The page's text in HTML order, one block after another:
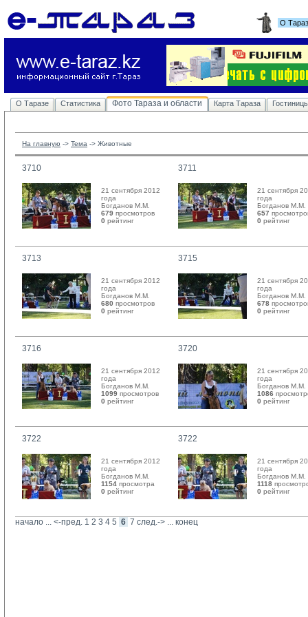
О
О Таразе Статистика Фото Тараза и области Карта Тараза
На главную -> Тема -> Животные
3710
21 сентября 2012
года
Богданов М.М.
679 просмотров
0 рейтинг
3711
21 сентября
года
Богданов М.М.
657
0 рейтинг
3713
21 сентября 2012
года
Богданов М.М.
680 просмотров
0 рейтинг
3715
21 сентября
года
Богданов М.М.
678
0 рейтинг
3716
21 сентября 2012
года
Богданов М.М.
1099 просмотров
0 рейтинг
3720
21 сентября
года
Богданов М.М.
1086
0 рейтинг
3722
21 сентября 2012
года
Богданов М.М.
1154 просмотра
0 рейтинг
3722
21 сентября
года
Богданов М.М.
1118
0 рейтинг
начало ... <-пред. 1 2 3 4 5 6 7 след.-> ... конец